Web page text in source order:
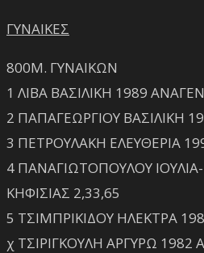
ΓΥΝΑΙΚΕΣ
800Μ. ΓΥΝΑΙΚΩΝ
1 ΛΙΒΑ ΒΑΣΙΛΙΚΗ 1989
2 ΠΑΠΑΓΕΩΡΓΙΟΥ ΒΑΣΙΛΙΚΗ
3 ΠΕΤΡΟΥΛΑΚΗ ΕΛΕΥΘΕΡΙΑ
4 ΠΑΝΑΓΙΩΤΟΠΟΥΛΟΥ
ΚΗΦΙΣΙΑΣ 2,33,65
5 ΤΣΙΜΠΡΙΚΙΔΟΥ ΗΛΕΚΤΡΑ
χ ΤΣΙΡΙΓΚΟΥΛΗ ΑΡΓΥΡΩ